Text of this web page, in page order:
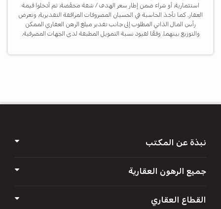
استثمارية، أو شراء ضمن إطار سعر الهدف / شقة مخفّضة، ثم أدخلوا قيمة
العقار. كما تأخذ الحاسبة في الحسبان المصروفات المرافقة التقديرية، وتعرض
رأس المال الذاتي المطلوب إلى جانب تقدير مبلغ الرهن العقاري الممكن
والتوزيع بينهما، وفقًا لقيود نسبة التمويل المطبقة لدى الجهات المصرفية.
نبذة عن المكتب
جميع الرهون العقارية
القطاع العقاري